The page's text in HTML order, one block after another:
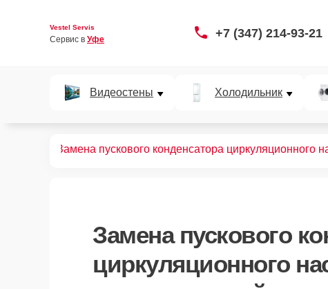
Vestel Servis
Сервис в Уфе +7 (347) 214-93-21
Видеостены Холодильник
Замена пускового конденсатора циркуляционного
Замена пускового
циркуляционного